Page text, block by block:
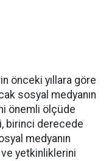
önceki yıllara göre
sosyal medyanın
önemli ölçüde
birinci derecede
medyanın
yetkinliklerini